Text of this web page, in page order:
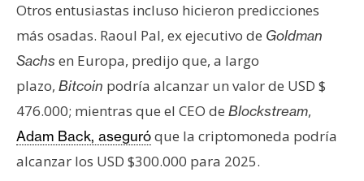
Otros entusiastas incluso hicieron predicciones
más osadas. Raoul Pal, ex ejecutivo de Goldman
Sachs en Europa, predijo que, a largo
plazo, Bitcoin podría alcanzar un valor de USD $
476.000; mientras que el CEO de Blockstream,
Adam Back, aseguróque la criptomoneda podría
alcanzar los USD $300.000 para 2025.